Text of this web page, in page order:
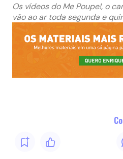
Os vídeos do Me Poupe!, o
vão ao ar toda segunda e